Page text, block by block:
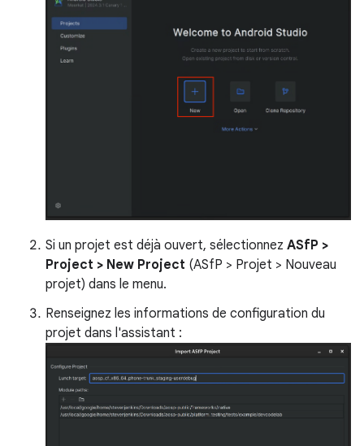
Si un projet est déjà ouvert, sélectionnez ASfP >
Project > New Project (ASfP > Projet > Nouveau
projet) dans le menu.
Renseignez les informations de configuration du
projet dans l'assistant :